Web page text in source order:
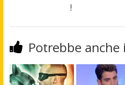
!
Potrebbe